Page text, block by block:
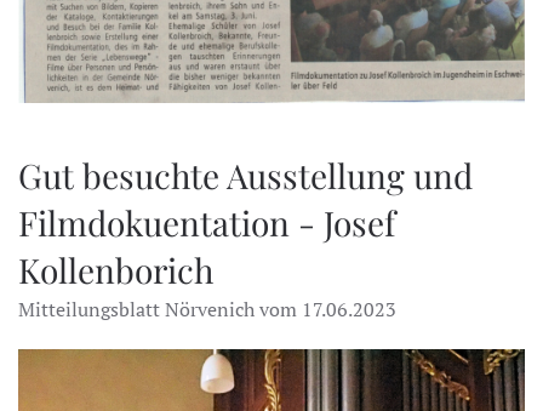
Gut besuchte Ausstellung und
Filmdokuentation - Josef
Kollenborich
Mitteilungsblatt Nörvenich vom 17.06.2023